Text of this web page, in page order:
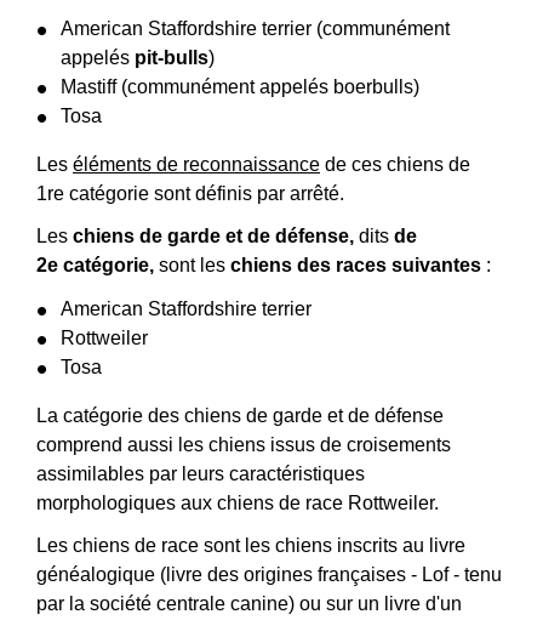
American Staffordshire terrier (communément
appelés pit-bulls)
Mastiff (communément appelés boerbulls)
Tosa
Les éléments de reconnaissance de ces chiens de
1re catégorie sont définis par arrêté.
Les chiens de garde et de défense, dits de
2e catégorie, sont les chiens des races suivantes :
American Staffordshire terrier
Rottweiler
Tosa
La catégorie des chiens de garde et de défense
comprend aussi les chiens issus de croisements
assimilables par leurs caractéristiques
morphologiques aux chiens de race Rottweiler.
Les chiens de race sont les chiens inscrits au livre
généalogique (livre des origines françaises - Lof - tenu
par la société centrale canine) ou sur un livre d'un